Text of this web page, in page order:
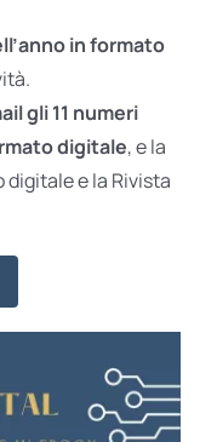
in formato
gli 11 numeri
digitale, e la
e la Rivista